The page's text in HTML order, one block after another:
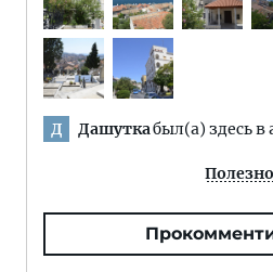
Д Дашуткабыл(а) здесь в